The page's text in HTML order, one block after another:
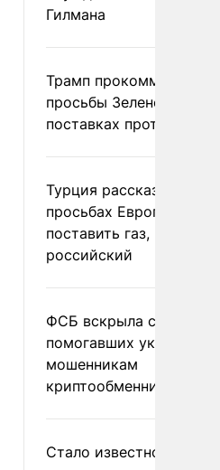
Гилмана
Трамп
просьбы Зеленского о
поставках
Турция рассказала о
просьбах Европы
поставить газ, но не
российский
ФСБ вскрыла сеть
помогавших
мошенникам
криптообменников
Стало известно о